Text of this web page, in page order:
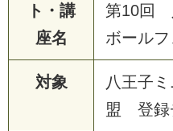
ト・講
座名
第10回
ボール
対象
八王子
盟 登録